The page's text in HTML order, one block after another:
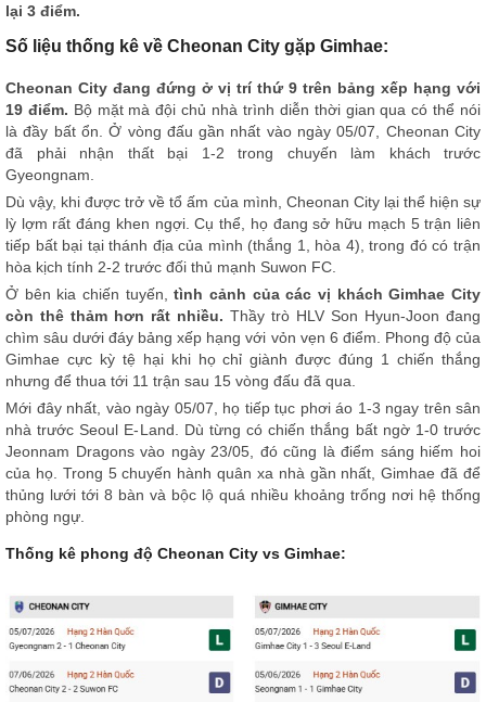
lại 3 điểm.
Số liệu thống kê về Cheonan City gặp Gimhae:
Cheonan City đang đứng ở vị trí thứ 9 trên bảng xếp hạng với
19 điểm. Bộ mặt mà đội chủ nhà trình diễn thời gian qua có thể nói
là đầy bất ổn. Ở vòng đấu gần nhất vào ngày 05/07, Cheonan City
đã phải nhận thất bại 1-2 trong chuyến làm khách trước
Gyeongnam.
Dù vậy, khi được trở về tổ ấm của mình, Cheonan City lại thể hiện sự
lỳ lợm rất đáng khen ngợi. Cụ thể, họ đang sở hữu mạch 5 trận liên
tiếp bất bại tại thánh địa của mình (thắng 1, hòa 4), trong đó có trận
hòa kịch tính 2-2 trước đối thủ mạnh Suwon FC.
Ở bên kia chiến tuyến,tình cảnh của các vị khách Gimhae City
còn thê thảm hơn rất nhiều. Thầy trò HLV Son Hyun-Joon đang
chìm sâu dưới đáy bảng xếp hạng với vỏn vẹn 6 điểm. Phong độ của
Gimhae cực kỳ tệ hại khi họ chỉ giành được đúng 1 chiến thắng
nhưng để thua tới 11 trận sau 15 vòng đấu đã qua.
Mới đây nhất, vào ngày 05/07, họ tiếp tục phơi áo 1-3 ngay trên sân
nhà trước Seoul E-Land. Dù từng có chiến thắng bất ngờ 1-0 trước
Jeonnam Dragons vào ngày 23/05, đó cũng là điểm sáng hiếm hoi
của họ. Trong 5 chuyến hành quân xa nhà gần nhất, Gimhae đã để
thủng lưới tới 8 bàn và bộc lộ quá nhiều khoảng trống nơi hệ thống
phòng ngự.
Thống kê phong độ Cheonan City vs Gimhae: